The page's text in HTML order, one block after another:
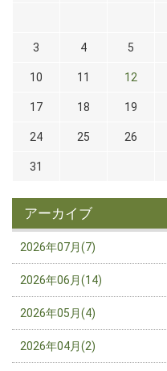
3 4 5
10 11 12
17 18 19
24 25 26
31
アーカイブ
2026年07月(7)
2026年06月(14)
2026年05月(4)
2026年04月(2)